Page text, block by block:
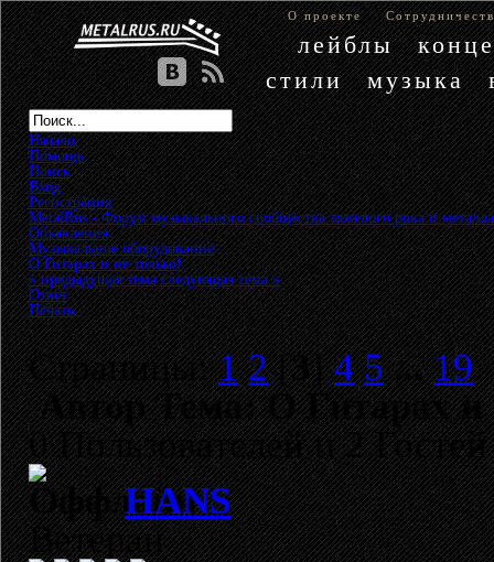
О проекте
лейблы
стили
музыка
Начало
Помощь
Поиск
Вход
Регистрация
MetalRus - Форум музыкального сообщества тяжелого рока и металла
Объявления»
Музыкальное оборудование»
О Гитарах и не только!
« предыдущая тема следующая тема »
Ответ
Печать
Страницы:1 2[3]4 5 ...19
АвторТема: О Гитарах и
0 Пользователей и 2
HANS
Ветеран